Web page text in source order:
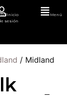
Inicio
sesión
Menú
/ Midland